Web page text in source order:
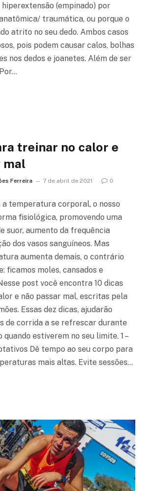
(empinado) por
traumática, ou porque o
atrito no seu dedo. Ambos casos
pois podem causar calos, bolhas
nos dedos e joanetes. Além de ser
treinar no calor e
mal
Ferreira 7 de abril de 2021 0
a temperatura corporal, o nosso
fisiológica, promovendo uma
suor, aumento da frequência
dos vasos sanguíneos. Mas
aumenta demais, o contrário
ficamos moles, cansados e
post você encontra 10 dicas
e não passar mal, escritas pela
Essas dez dicas, ajudarão
de corrida a se refrescar durante
quando estiverem no seu limite. 1 –
Dê tempo ao seu corpo para
mais altas. Evite sessões…